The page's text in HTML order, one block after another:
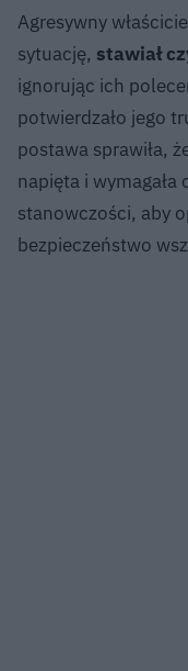
Agresywny
sytuację, stawiał
ignorując ich
potwierdzało jego
postawa sprawiła,
napięta i wymagała
stanowczości, aby
bezpieczeństwo